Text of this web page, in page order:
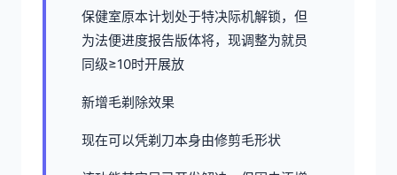
保健室原本计划处于特决际机解锁，但
为法便进度报告版体将，现调整为就员
同级≥10时开展放
新增毛剃除效果
现在可以凭剃刀本身由修剪毛形状